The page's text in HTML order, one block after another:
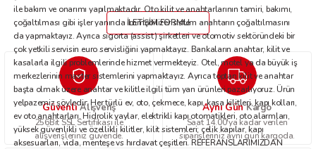
ile bakım ve onarımı yapılmaktadır. Oto kilit ve anahtarlarının tamiri, bakımı,
çoğaltılması gibi işler yanında immobilizer sistem anahtarın çoğaltılmasını
da yapmaktayız. Ayrıca sigorta (assist) şirketleri ve otomotiv sektöründeki bir
çok yetkili servisin euro servisliğini yapmaktayız. Bankaların anahtar, kilit ve
kasalarla ilgili problemlerinde hizmet vermekteyiz. Otel, motel ya da büyük iş
merkezlerinin master sistemlerini yapmaktayız. Ayrıca toptan kilit ve anahtar
başta olmak üzere anahtar ve kilitle ilgili tüm yan ürünleri pazarlıyoruz. Ürün
yelpazemiz şöyledir: Her türlü ev, oto, çekmece, kapı, kasa kilitleri, kapı kolları,
ev oto anahtarları. Hidrolik yaylar, elektrikli kapı otomatikleri, oto alarmları,
yüksek güvenlikli ve özellikli kilitler, kilit sistemleri; çelik kapılar, kapı
aksesuarları, vida, menteşe vs hırdavat çeşitleri. REFERANSLARIMIZDAN
İLETİŞİM FORMU
GüvenliAlışveriş
256Bit SSL Sertifikası ile
alışverişleriniz güvende.
Aynı GünKargo
Saat 14.00'ya kadar verilen
siparişleriniz aynı gün kargoda.